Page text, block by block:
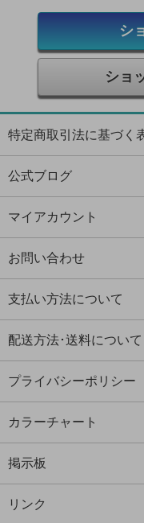
シ
ショ
特定商取引法に基づく
公式ブログ
マイアカウント
お問い合わせ
支払い方法について
配送方法･送料について
プライバシーポリシー
カラーチャート
掲示板
リンク